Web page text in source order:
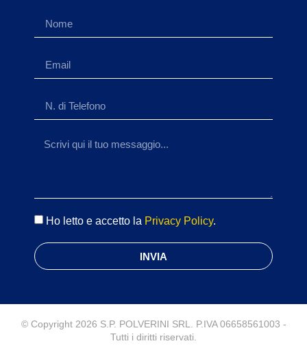
Ho letto e accetto la Privacy Policy.
INVIA
© Copyright 2026 S.P. POLVERINI SRL. P.IVA 06658561003 -
Tutti i diritti riservati.